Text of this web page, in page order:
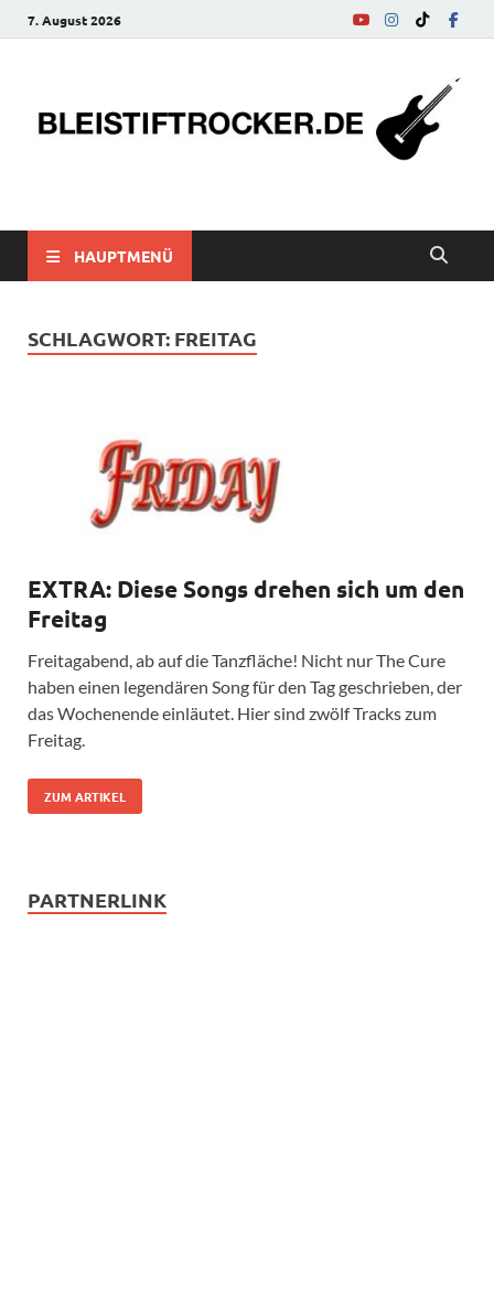
7. August 2026
bleistiftrocker.de
HAUPTMENÜ
SCHLAGWORT: FREITAG
EXTRA: Diese Songs drehen sich um den
Freitag
Freitagabend, ab auf die Tanzfläche! Nicht nur The Cure
haben einen legendären Song für den Tag geschrieben, der
das Wochenende einläutet. Hier sind zwölf Tracks zum
Freitag.
ZUM ARTIKEL
PARTNERLINK